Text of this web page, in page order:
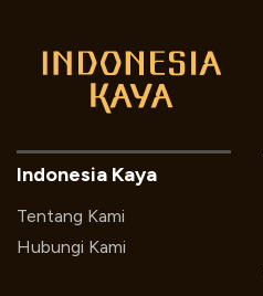
Indonesia Kaya
Tentang Kami
Hubungi Kami